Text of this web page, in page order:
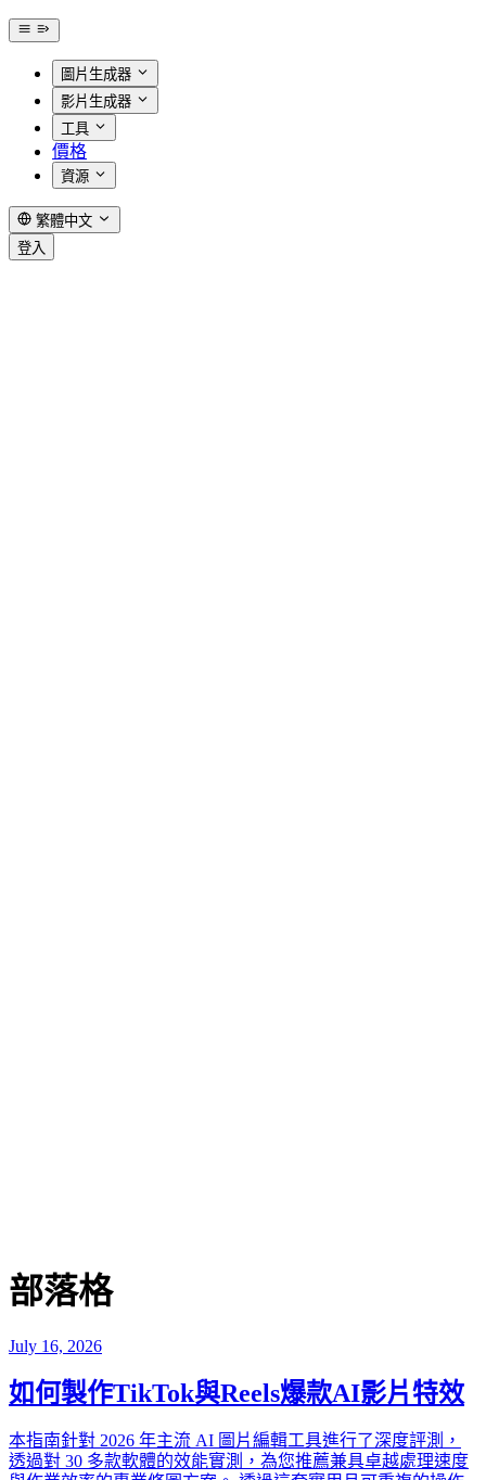
圖片生成器
影片生成器
工具
價格
資源
繁體中文
登入
部落格
July 16, 2026
如何製作TikTok與Reels爆款AI影片特效
本指南針對 2026 年主流 AI 圖片編輯工具進行了深度評測，
透過對 30 多款軟體的效能實測，為您推薦兼具卓越處理速度